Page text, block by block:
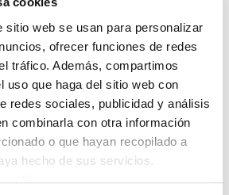
sitio web se usan para personalizar
ofrecer funciones de redes
tráfico. Además, compartimos
uso que haga del sitio web con
redes sociales, publicidad y análisis
combinarla con otra información
o que hayan recopilado a
hecho de sus servicios.
núcleo, el centro del debate
que tener las clases populares en
español, y en el conjunto de
ha estado dividido en dos
clase obrera que aspira a tres
(o justicia social) y